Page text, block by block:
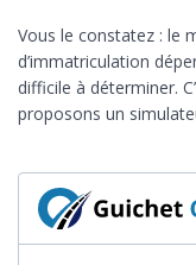
Vous le constatez : le
d’immatriculation
difficile à déterminer.
proposons un